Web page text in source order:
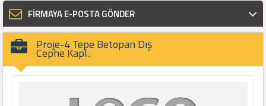
FİRMAYA E-POSTA GÖNDER
Proje-4 Tepe Betopan Dış
Cephe Kapl..